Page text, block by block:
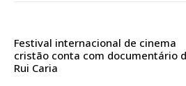
Escolha o plano
Festival internacional de cinema
cristão conta com documentário
Rui Caria